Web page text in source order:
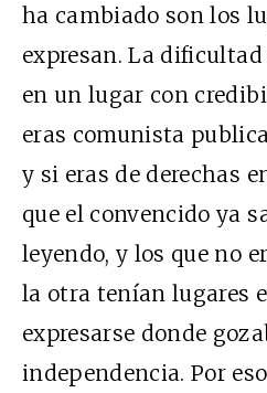
ha cambiado son los
expresan. La
en un lugar con
eras comunista
y si eras de derechas
que el convencido ya
leyendo, y los que no
la otra tenían lugares
expresarse donde
independencia. Por